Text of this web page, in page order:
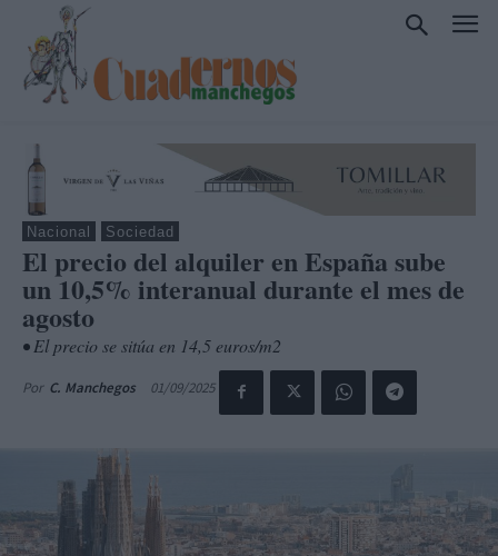
Nacional Sociedad
El precio del alquiler en España sube
un 10,5% interanual durante el mes de
agosto
• El precio se sitúa en 14,5 euros/m2
Por C. Manchegos 01/09/2025